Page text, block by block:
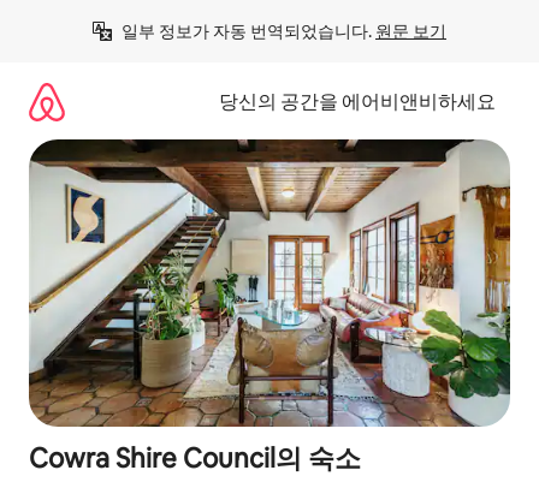
일부 정보가 자동 번역되었습니다. 원문 보기
당신의 공간을 에어비앤비하세요
Cowra Shire Council의 숙소